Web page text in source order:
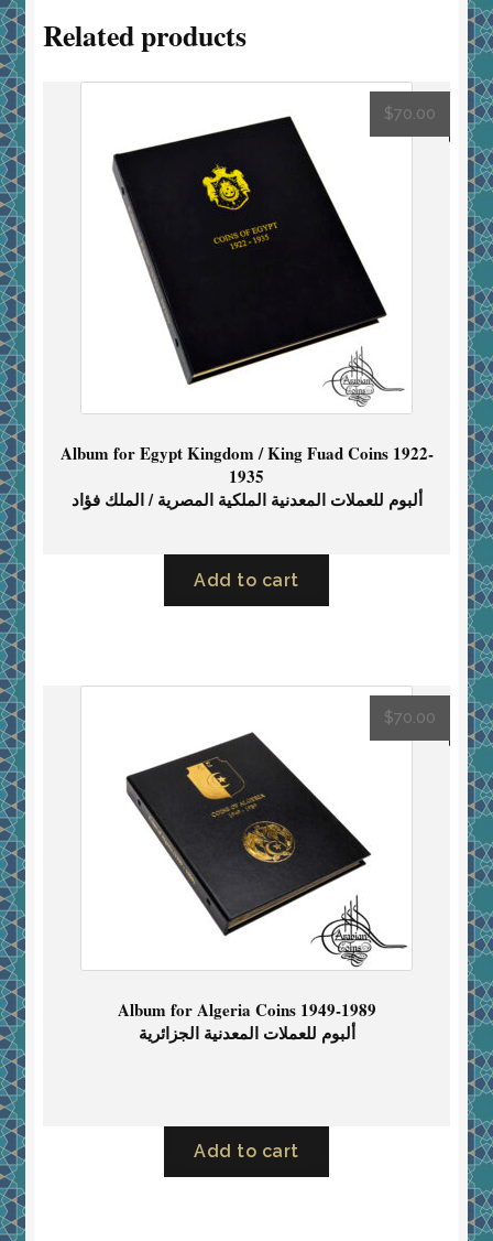
Related products
Album for Egypt Kingdom / King Fuad Coins 1922-
1935
ألبوم للعملات المعدنية الملكية المصرية / الملك فؤاد
$70.00
Add to cart
Album for Algeria Coins 1949-1989
ألبوم للعملات المعدنية الجزائرية
$70.00
Add to cart